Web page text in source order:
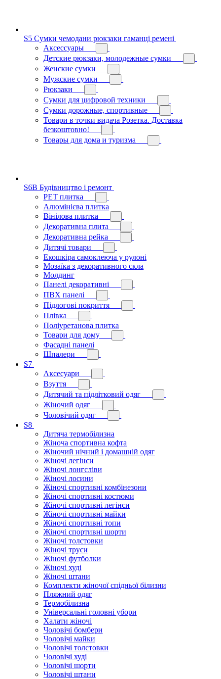
S5 Сумки чемодани рюкзаки гаманці ремені
Аксессуары
Детские рюкзаки, молодежные сумки
Женские сумки
Мужские сумки
Рюкзаки
Сумки для цифровой техники
Сумки дорожные, спортивные
Товари в точки видача Розетка. Доставка
безкоштовно!
Товары для дома и туризма
S6B Будівництво і ремонт
PЕT плитка
Алюмінієва плитка
Вінілова плитка
Декоративна плита
Декоративна рейка
Дитячі товари
Екошкіра самоклеюча у рулоні
Мозаїка з декоративного скла
Молдинг
Панелі декоративні
ПВХ панелі
Підлогові покриття
Плівка
Поліуретанова плитка
Товари для дому
Фасадні панелі
Шпалери
S7
Аксесуари
Взуття
Дитячий та підлітковий одяг
Жіночий одяг
Чоловічий одяг
S8
Дитяча термобілизна
Жіноча спортивна кофта
Жіночий нічний і домашній одяг
Жіночі легінси
Жіночі лонгсліви
Жіночі лосини
Жіночі спортивні комбінезони
Жіночі спортивні костюми
Жіночі спортивні легінси
Жіночі спортивні майки
Жіночі спортивні топи
Жіночі спортивні шорти
Жіночі толстовки
Жіночі труси
Жіночі футболки
Жіночі худі
Жіночі штани
Комплекти жіночої спідньої білизни
Пляжний одяг
Термобілизна
Універсальні головні убори
Халати жіночі
Чоловічі бомбери
Чоловічі майки
Чоловічі толстовки
Чоловічі худі
Чоловічі шорти
Чоловічі штани